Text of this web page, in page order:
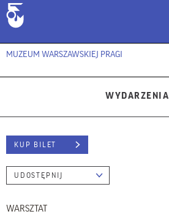
MUZEUM WARSZAWSKIEJ PRAGI
WYDARZENIA
KUP BILET
UDOSTĘPNIJ
WARSZTAT